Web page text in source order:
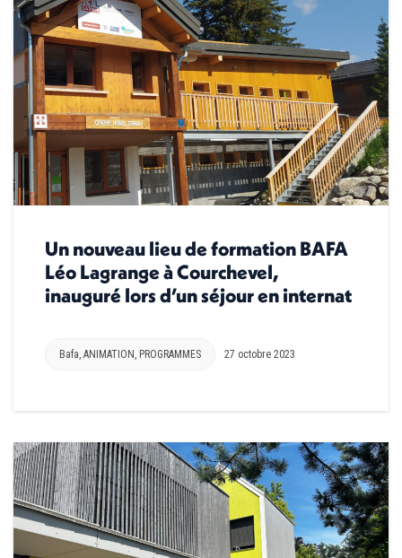
Un nouveau lieu de formation BAFA
Léo Lagrange à Courchevel,
inauguré lors d’un séjour en internat
Bafa, ANIMATION , PROGRAMMES 27 octobre 2023